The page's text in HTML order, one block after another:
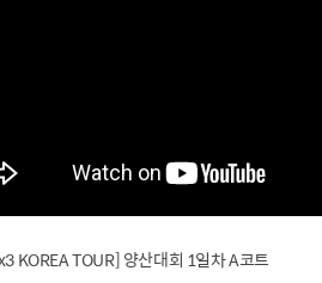
KOREA TOUR] 양산대회 1일차 A코트